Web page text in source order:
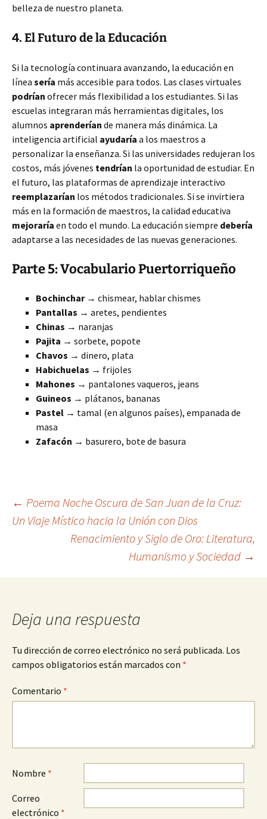
belleza de nuestro planeta.
4. El Futuro de la Educación
Si la tecnología continuara avanzando, la educación en
línea sería más accesible para todos. Las clases virtuales
podrían ofrecer más flexibilidad a los estudiantes. Si las
escuelas integraran más herramientas digitales, los
alumnos aprenderían de manera más dinámica. La
inteligencia artificial ayudaría a los maestros a
personalizar la enseñanza. Si las universidades redujeran los
costos, más jóvenes tendrían la oportunidad de estudiar. En
el futuro, las plataformas de aprendizaje interactivo
reemplazarían los métodos tradicionales. Si se invirtiera
más en la formación de maestros, la calidad educativa
mejoraría en todo el mundo. La educación siempre debería
adaptarse a las necesidades de las nuevas generaciones.
Parte 5: Vocabulario Puertorriqueño
Bochinchar→ chismear, hablar chismes
Pantallas → aretes, pendientes
Chinas → naranjas
Pajita → sorbete, popote
Chavos → dinero, plata
Habichuelas → frijoles
Mahones → pantalones vaqueros, jeans
Guineos → plátanos, bananas
Pastel → tamal (en algunos países), empanada de
masa
Zafacón → basurero, bote de basura
Navegación
entradas
← Poema Noche Oscura de San Juan de la Cruz:
Un Viaje Místico hacia la Unión con Dios
Renacimiento y Siglo de Oro: Literatura,
Humanismo y Sociedad →
Deja una respuesta
Tu dirección de correo electrónico no será publicada. Los
campos obligatorios están marcados con *
Comentario *
Nombre *
Correo
electrónico *